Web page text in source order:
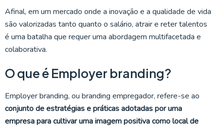
Afinal, em um mercado onde a inovação e a qualidade de vida
são valorizadas tanto quanto o salário, atrair e reter talentos
é uma batalha que requer uma abordagem multifacetada e
colaborativa.
O que é Employer branding?
Employer branding, ou branding empregador, refere-se ao
conjunto de estratégias e práticas adotadas por uma
empresa para cultivar uma imagem positiva como local de